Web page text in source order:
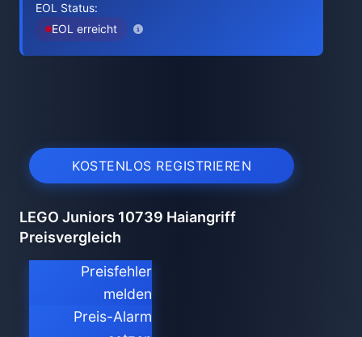
EOL Status:
EOL erreicht
KOSTENLOS REGISTRIEREN
LEGO Juniors 10739 Haiangriff
Preisvergleich
Preisfehler
melden
Preis-Alarm